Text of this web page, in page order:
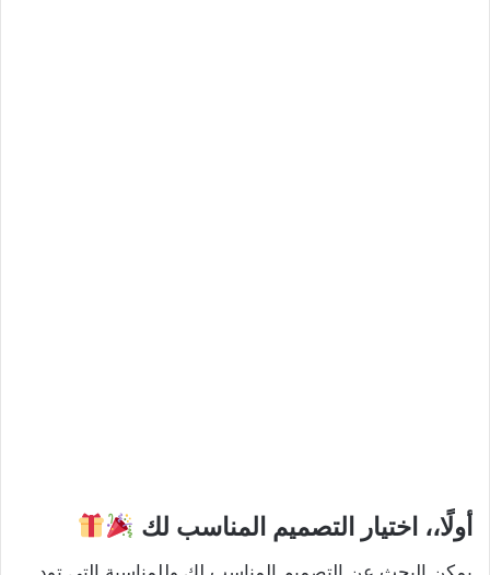
أولًا،، اختيار التصميم المناسب لك